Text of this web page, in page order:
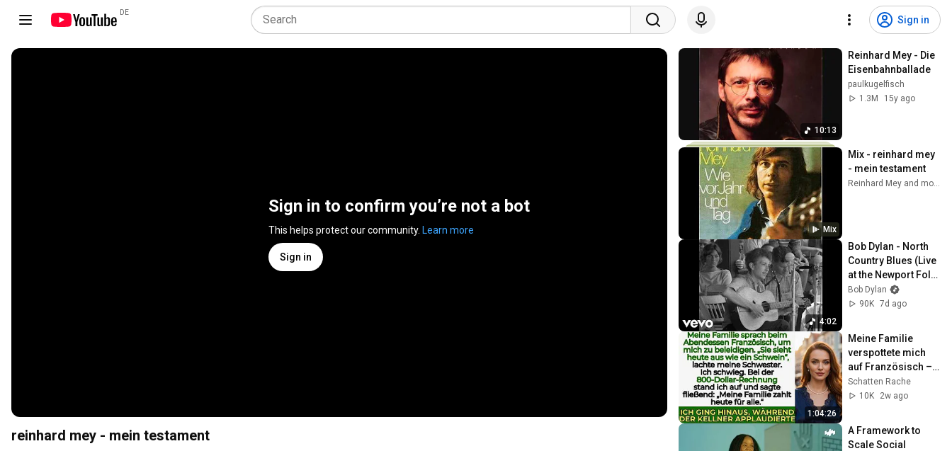
DE
Sign in
Sign in to confirm you’re not a bot
This helps protect our community. Learn more
Sign in
reinhard mey - mein testament
10:13
Reinhard Mey - Die
Eisenbahnballade
paulkugelfisch
1.3M
15y ago
Mix
Mix - reinhard mey
- mein testament
Reinhard Mey and more
4:02
Bob Dylan - North
Country Blues (Live
at the Newport Folk
Festival, 1963)
Bob Dylan
90K 7d ago
1:04:26
Meine Familie
verspottete mich
auf Französisch –
ohne zu wissen,
dass ich 6
Schatten Rache
10K
2w ago
A Framework to
Scale Social